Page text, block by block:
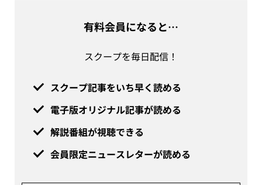
有料会員になると…
スクープを毎日配信！
スクープ記事をいち早く読める
電子版オリジナル記事が読める
解説番組が視聴できる
会員限定ニュースレターが読める